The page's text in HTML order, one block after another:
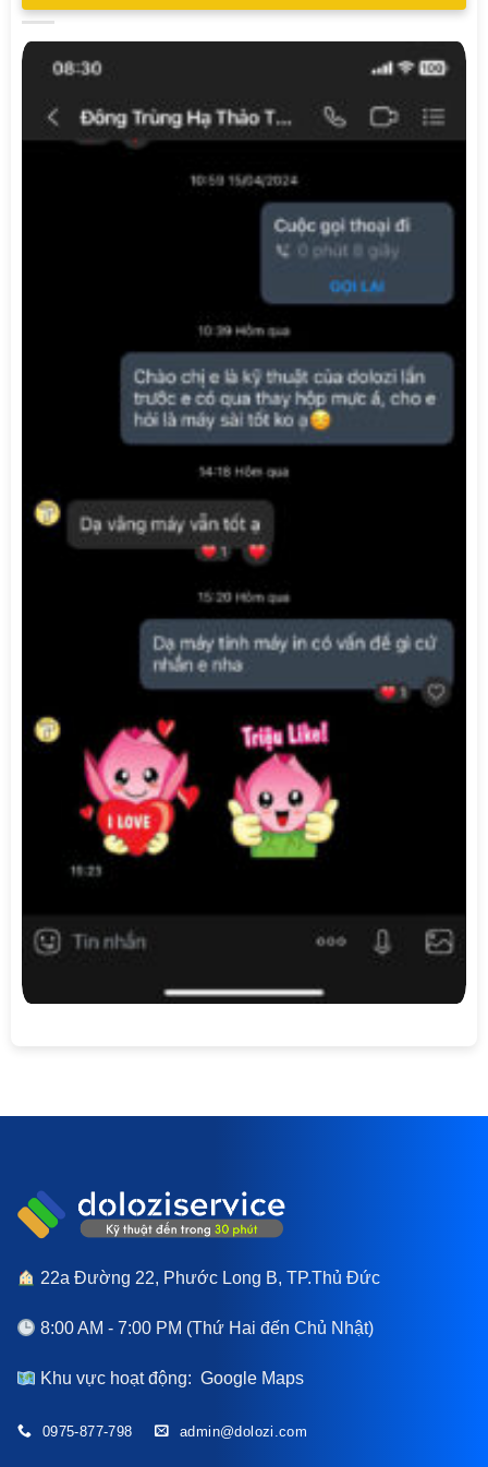
22a Đường 22, Phước Long B, TP.Thủ Đức
8:00 AM - 7:00 PM (Thứ Hai đến Chủ Nhật)
Khu vực hoạt động:Google Maps
0975-877-798 admin@dolozi.com